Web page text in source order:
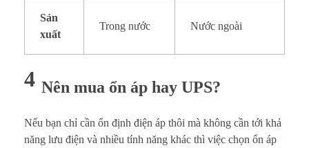
Sản
xuất
Trong nước Nước ngoài
4 Nên mua ổn áp hay UPS?
Nếu bạn chỉ cần ổn định điện áp thôi mà không cần tới khả
năng lưu điện và nhiều tính năng khác thì việc chọn ổn áp